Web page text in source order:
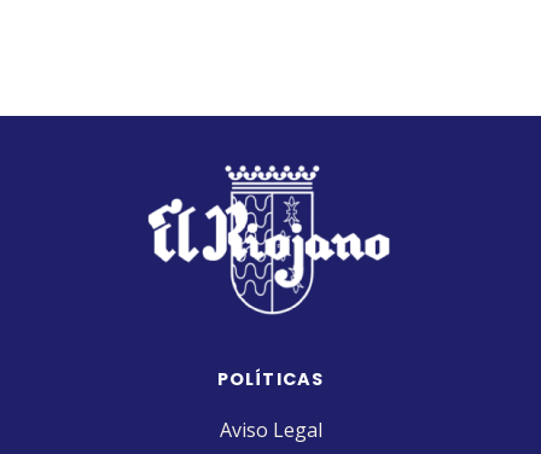
POLÍTICAS
Aviso Legal